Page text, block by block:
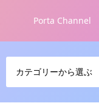
Porta Channel
カテゴリーから選ぶ